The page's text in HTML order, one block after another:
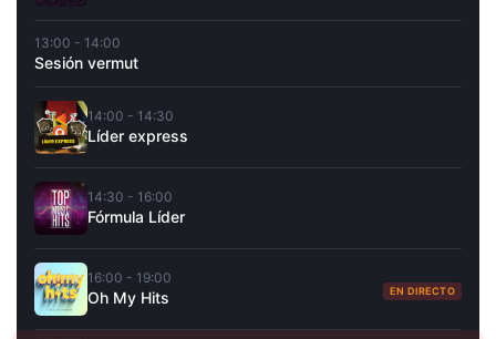
13:00 - 14:00
Sesión vermut
14:00 - 14:30
Líder express
14:30 - 16:00
Fórmula Líder
16:00 - 19:00
Oh My Hits EN DIRECTO